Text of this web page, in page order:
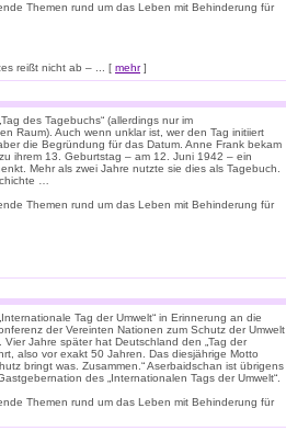
Themen rund um das Leben mit Behinderung für
reißt nicht ab – ... [ mehr]
des Tagebuchs“ (allerdings nur im
Raum). Auch wenn unklar ist, wer den Tag initiiert
die Begründung für das Datum. Anne Frank bekam
ihrem 13. Geburtstag – am 12. Juni 1942 – ein
Mehr als zwei Jahre nutzte sie dies als Tagebuch.
…
Themen rund um das Leben mit Behinderung für
Tag der Umwelt“ in Erinnerung an die
der Vereinten Nationen zum Schutz der Umwelt
Vier Jahre später hat Deutschland den „Tag der
also vor exakt 50 Jahren. Das diesjährige Motto
bringt was. Zusammen.“ Aserbaidschan ist übrigens
des „Internationalen Tags der Umwelt“.
Themen rund um das Leben mit Behinderung für